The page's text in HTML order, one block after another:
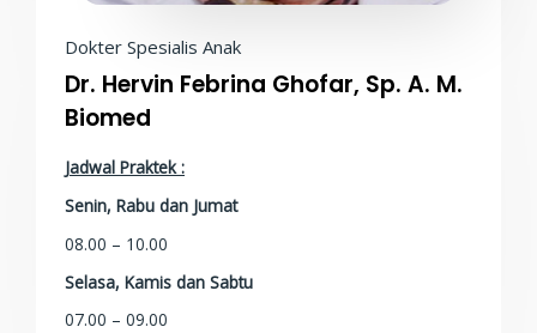
Dokter Spesialis Anak
Dr. Hervin Febrina Ghofar, Sp. A. M.
Biomed
Jadwal Praktek :
Senin, Rabu dan Jumat
08.00 – 10.00
Selasa, Kamis dan Sabtu
07.00 – 09.00